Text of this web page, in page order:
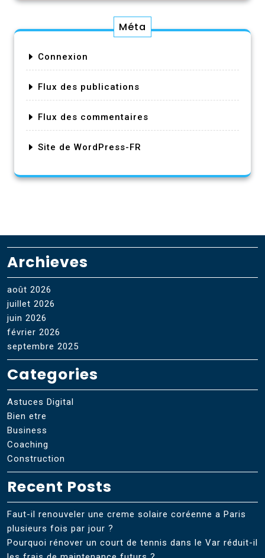
Méta
Connexion
Flux des publications
Flux des commentaires
Site de WordPress-FR
Archieves
août 2026
juillet 2026
juin 2026
février 2026
septembre 2025
Categories
Astuces Digital
Bien etre
Business
Coaching
Construction
Recent Posts
Faut-il renouveler une creme solaire coréenne a Paris
plusieurs fois par jour ?
Pourquoi rénover un court de tennis dans le Var réduit-il